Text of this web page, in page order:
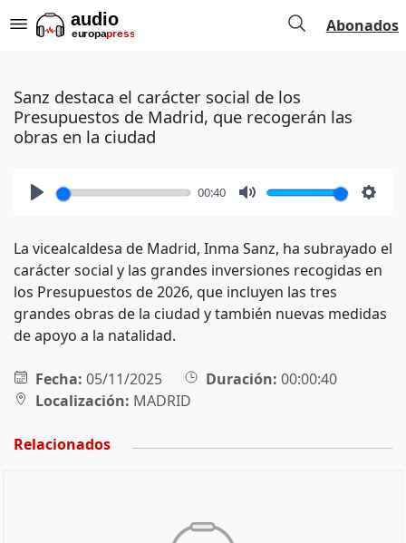
Abonados
Sanz destaca el carácter social de los
Presupuestos de Madrid, que recogerán las
obras en la ciudad
00:40
La vicealcaldesa de Madrid, Inma Sanz, ha subrayado el
carácter social y las grandes inversiones recogidas en
los Presupuestos de 2026, que incluyen las tres
grandes obras de la ciudad y también nuevas medidas
de apoyo a la natalidad.
Fecha: 05/11/2025 Duración: 00:00:40
Localización: MADRID
Relacionados